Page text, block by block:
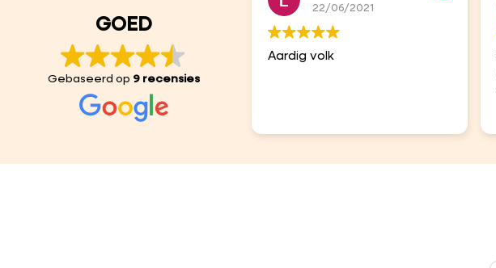
GOED
Gebaseerd op 9 recensies
22/06/2021
Aardig volk